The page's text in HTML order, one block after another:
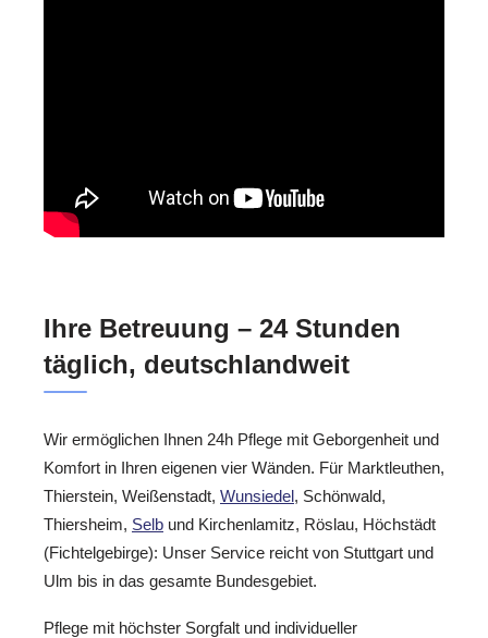
Ihre Betreuung – 24 Stunden
täglich, deutschlandweit
Wir ermöglichen Ihnen 24h Pflege mit Geborgenheit und
Komfort in Ihren eigenen vier Wänden. Für Marktleuthen,
Thierstein, Weißenstadt, Wunsiedel, Schönwald,
Thiersheim, Selb und Kirchenlamitz, Röslau, Höchstädt
(Fichtelgebirge): Unser Service reicht von Stuttgart und
Ulm bis in das gesamte Bundesgebiet.
Pflege mit höchster Sorgfalt und individueller